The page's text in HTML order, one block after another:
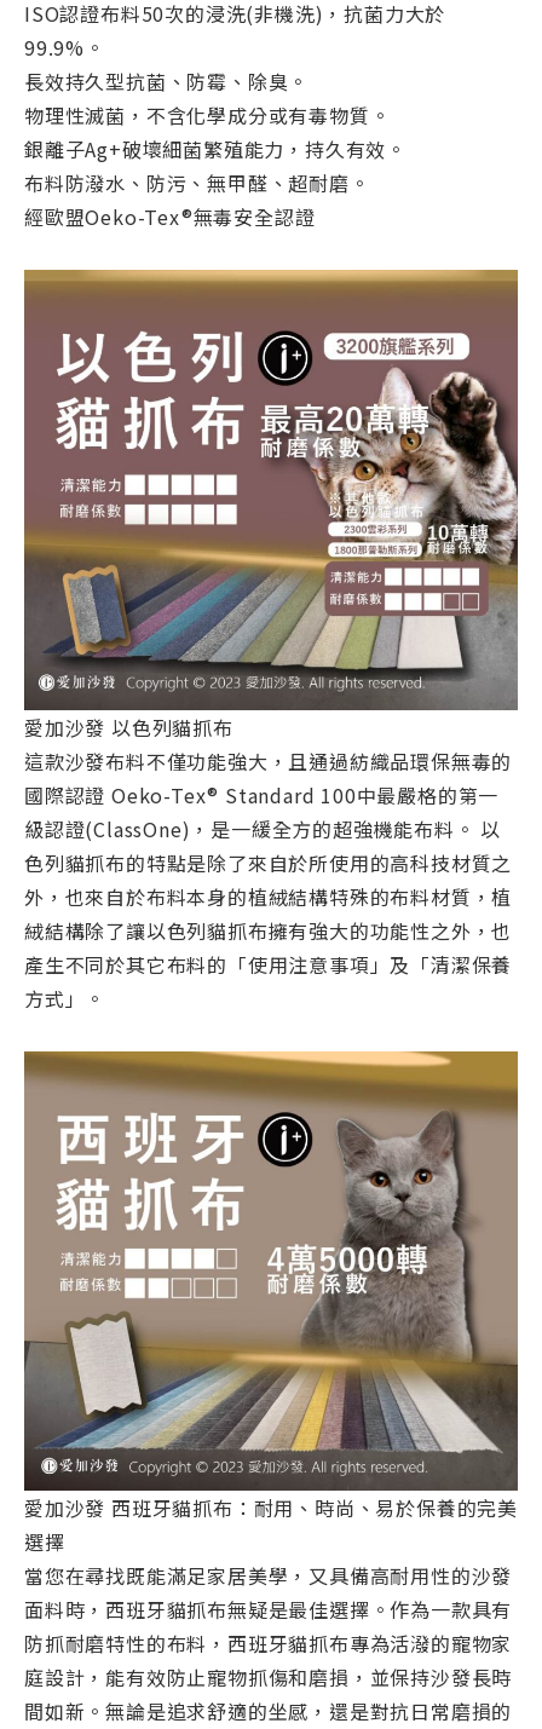
ISO認證布料50次的浸洗(非機洗)，抗菌力大於
99.9%。
長效持久型抗菌、防霉、除臭。
物理性滅菌，不含化學成分或有毒物質。
銀離子Ag+破壞細菌繁殖能力，持久有效。
布料防潑水、防污、無甲醛、超耐磨。
經歐盟Oeko-Tex®無毒安全認證
愛加沙發 以色列貓抓布
這款沙發布料不僅功能強大，且通過紡織品環保無毒的
國際認證 Oeko-Tex® Standard 100中最嚴格的第一
級認證(ClassOne)，是一緩全方的超強機能布料。 以
色列貓抓布的特點是除了來自於所使用的高科技材質之
外，也來自於布料本身的植絨結構特殊的布料材質，植
絨結構除了讓以色列貓抓布擁有強大的功能性之外，也
產生不同於其它布料的「使用注意事項」及「清潔保養
方式」。
愛加沙發 西班牙貓抓布：耐用、時尚、易於保養的完美
選擇
當您在尋找既能滿足家居美學，又具備高耐用性的沙發
面料時，西班牙貓抓布無疑是最佳選擇。作為一款具有
防抓耐磨特性的布料，西班牙貓抓布專為活潑的寵物家
庭設計，能有效防止寵物抓傷和磨損，並保持沙發長時
間如新。無論是追求舒適的坐感，還是對抗日常磨損的